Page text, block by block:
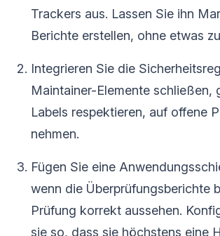
Trackers aus. Lassen Sie ihn
Berichte erstellen, ohne etwas
Integrieren Sie die
Maintainer-Elemente schließen,
Labels respektieren, auf offene
nehmen.
Fügen Sie eine
wenn die Überprüfungsberichte
Prüfung korrekt aussehen.
sie so, dass sie höchstens eine